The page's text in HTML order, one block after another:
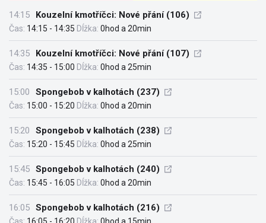
14:15 Kouzelní kmotříčci: Nové přání (106)
Čas: 14:15 - 14:35 Dĺžka: 0hod a 20min
14:35 Kouzelní kmotříčci: Nové přání (107)
Čas: 14:35 - 15:00 Dĺžka: 0hod a 25min
15:00 Spongebob v kalhotách (237)
Čas: 15:00 - 15:20 Dĺžka: 0hod a 20min
15:20 Spongebob v kalhotách (238)
Čas: 15:20 - 15:45 Dĺžka: 0hod a 25min
15:45 Spongebob v kalhotách (240)
Čas: 15:45 - 16:05 Dĺžka: 0hod a 20min
16:05 Spongebob v kalhotách (216)